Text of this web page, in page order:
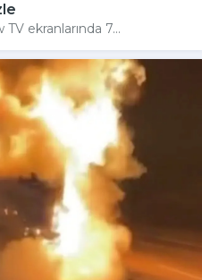
ekranlarında 7...